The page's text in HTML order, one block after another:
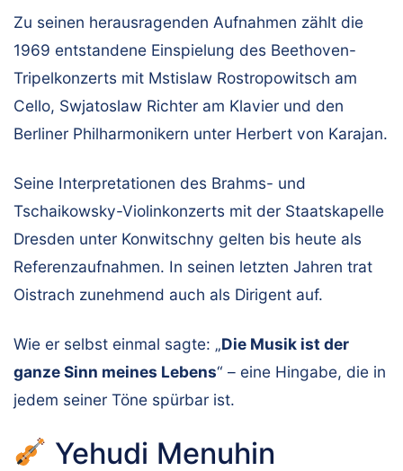
Zu seinen herausragenden Aufnahmen zählt die
1969 entstandene Einspielung des Beethoven-
Tripelkonzerts mit Mstislaw Rostropowitsch am
Cello, Swjatoslaw Richter am Klavier und den
Berliner Philharmonikern unter Herbert von Karajan.
Seine Interpretationen des Brahms- und
Tschaikowsky-Violinkonzerts mit der Staatskapelle
Dresden unter Konwitschny gelten bis heute als
Referenzaufnahmen. In seinen letzten Jahren trat
Oistrach zunehmend auch als Dirigent auf.
Wie er selbst einmal sagte: „Die Musik ist der
ganze Sinn meines Lebens“ – eine Hingabe, die in
jedem seiner Töne spürbar ist.
Yehudi Menuhin